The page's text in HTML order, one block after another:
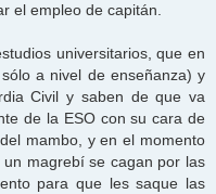
el empleo de capitán.
universitarios, que en
a nivel de enseñanza) y
Civil y saben de que va
de la ESO con su cara de
mambo, y en el momento
magrebí se cagan por las
para que les saque las